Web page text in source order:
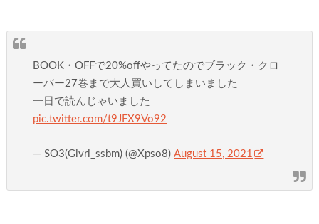
BOOK・OFFで20%offやってたのでブラック・クロ
ーバー27巻まで大人買いしてしまいました
一日で読んじゃいました
pic.twitter.com/t9JFX9Vo92
— SO3(Givri_ssbm) (@Xpso8)August 15, 2021